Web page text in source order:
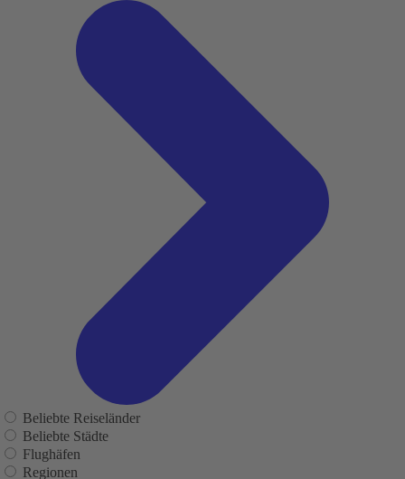
Beliebte Reiseländer
Beliebte Städte
Flughäfen
Regionen